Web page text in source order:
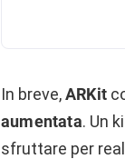
In breve,ARKit
aumentata. Un
sfruttare per